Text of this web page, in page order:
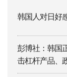
韩国人对日好
彭博社：韩国
击杠杆产品、